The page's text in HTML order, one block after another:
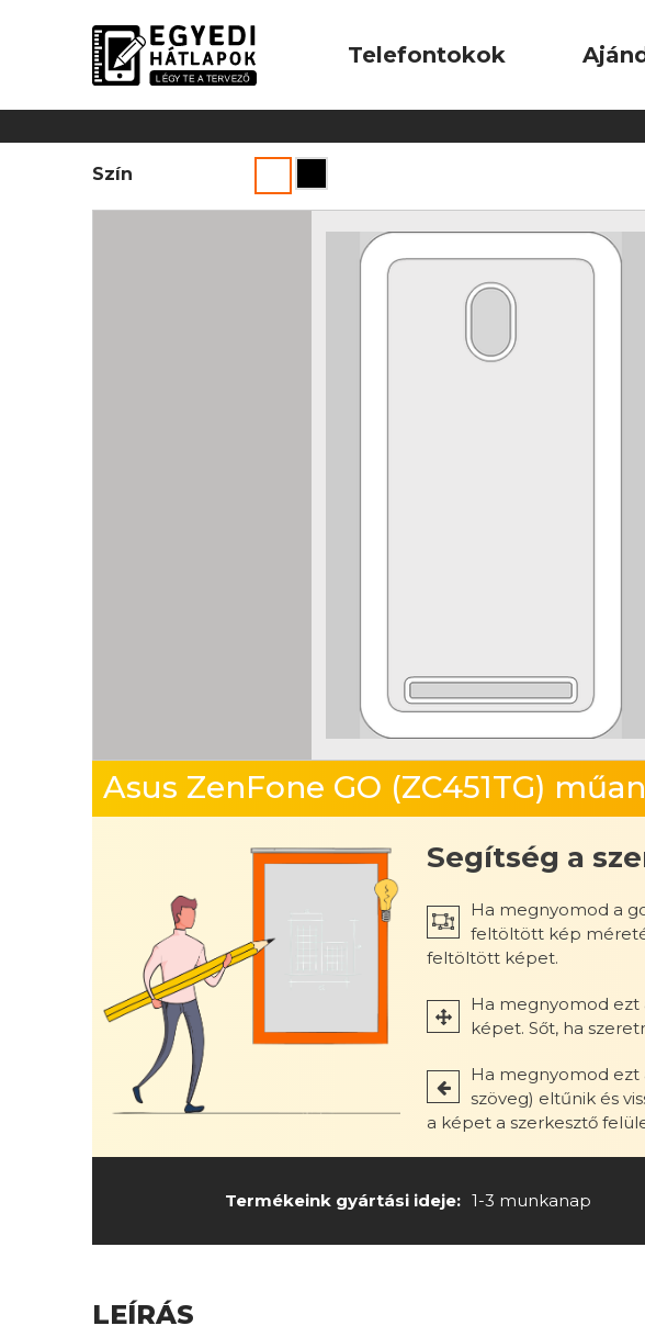
Telefontokok
Szín
Asus ZenFone GO (ZC451TG)
Segítség a
Ha megnyomod a
feltöltött kép
feltöltött képet.
Ha megnyomod
képet. Sőt, ha
Ha megnyomod ezt
szöveg) eltűnik és
a képet a szerkesztő
Termékeink gyártási ideje: 1-3 munkanap
LEÍRÁS